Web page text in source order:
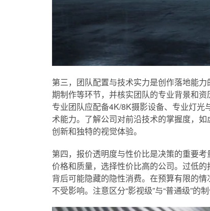
第三，团队配置与技术实力是创作落地能
期制作等环节，并核实团队的专业背景和
专业团队应配备4K/8K摄影设备、专业灯
术能力。了解公司对前沿技术的掌握度，
创新和独特的视觉体验。
第四，报价透明度与性价比是决策的重要
价格和质量，选择性价比高的公司。过低
背后可能隐藏的隐性消费。在预算有限的
不受影响。注意区分“影视级”与“普通级”的